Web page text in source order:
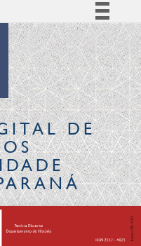
Simplifique!
Comunica BR
Participe
Acesso à informação
Legislação
CanaisDE